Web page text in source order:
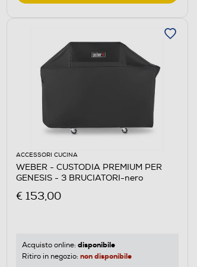
ACCESSORI CUCINA
WEBER - CUSTODIA PREMIUM PER
GENESIS - 3 BRUCIATORI-nero
€ 153,00
Acquisto online: disponibile
Ritiro in negozio: non disponibile